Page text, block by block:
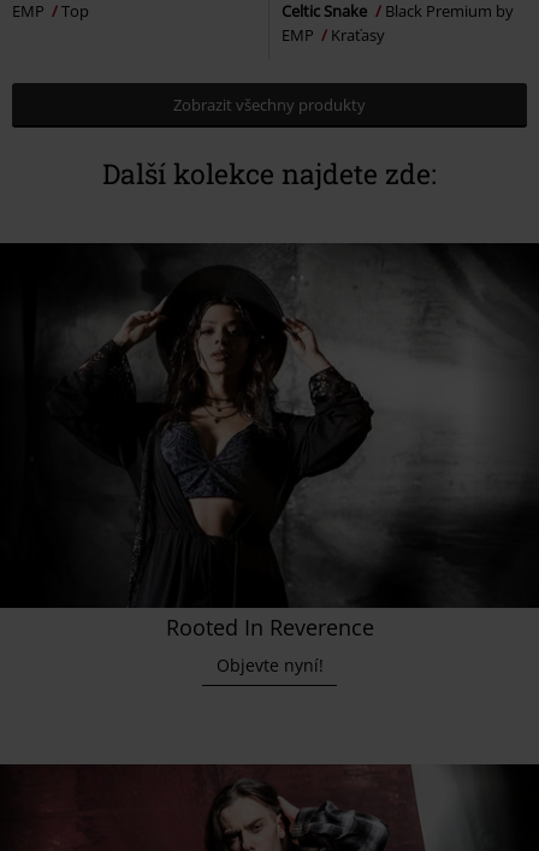
EMP
Top
Celtic Snake
Black Premium by
EMP
Kraťasy
Zobrazit všechny produkty
Další kolekce najdete zde:
Rooted In Reverence
Objevte nyní!